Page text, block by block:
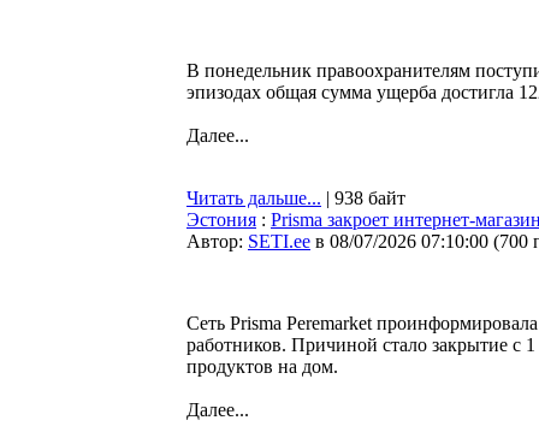
В понедельник правоохранителям
эпизодах общая сумма ущерба достигла
Далее...
Читать дальше... | 938 байт
Эстония : Prisma закроет интернет-
Автор: SETI.ee в 08/07/2026 07:10:00 (700
Сеть Prisma Peremarket
работников. Причиной стало закрытие с 1
продуктов на дом.
Далее...